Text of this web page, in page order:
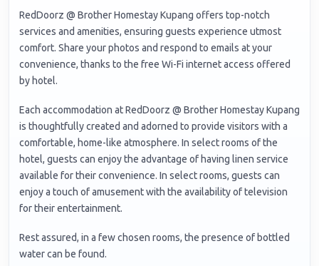
RedDoorz @ Brother Homestay Kupang offers top-notch
services and amenities, ensuring guests experience utmost
comfort. Share your photos and respond to emails at your
convenience, thanks to the free Wi-Fi internet access offered
by hotel.
Each accommodation at RedDoorz @ Brother Homestay Kupang
is thoughtfully created and adorned to provide visitors with a
comfortable, home-like atmosphere. In select rooms of the
hotel, guests can enjoy the advantage of having linen service
available for their convenience. In select rooms, guests can
enjoy a touch of amusement with the availability of television
for their entertainment.
Rest assured, in a few chosen rooms, the presence of bottled
water can be found.